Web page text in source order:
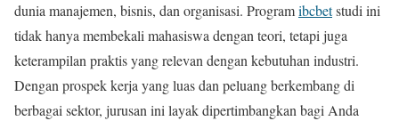
dunia manajemen, bisnis, dan organisasi. Programibcbetstudi ini
tidak hanya membekali mahasiswa dengan teori, tetapi juga
keterampilan praktis yang relevan dengan kebutuhan industri.
Dengan prospek kerja yang luas dan peluang berkembang di
berbagai sektor, jurusan ini layak dipertimbangkan bagi Anda